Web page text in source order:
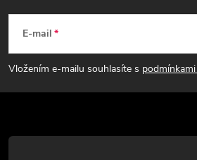
p
a
t
E-mail
Vložením e-mailu souhlasíte s